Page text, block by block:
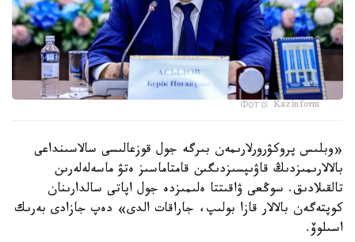
Фото: Kazinform
«وبلىس پروكۋرورلارىمەن بىرگە جول قوزعالىسى سالاسىنداعى
بالالارىمىزدىڭ قاۋىپسىزدىگىن قامتاماسىز ەتۋ ماسەلەلەرىن
تالقىلادىق. سوڭعى ۋاقىتتا ەلىمىزدە جول اپاتى سالدارىنان
كوپتەگەن بالالار قازا بولىپ، جاراقات الدى» دەپ جازادى بەرىك
اسىلوۆ.